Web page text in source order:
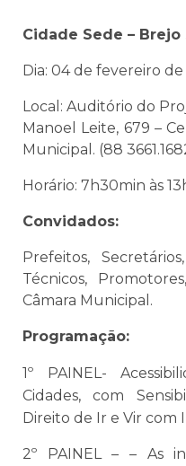
Cidade Sede – Brejo
Dia: 04 de fevereiro de
Local: Auditório do
Manoel Leite, 679 –
Municipal. (88
Horário: 7h30min às
Convidados:
Prefeitos,
Técnicos,
Câmara Municipal.
Programação:
1º PAINEL-
Cidades, com
Direito de Ir e Vir com
2º PAINEL – – As